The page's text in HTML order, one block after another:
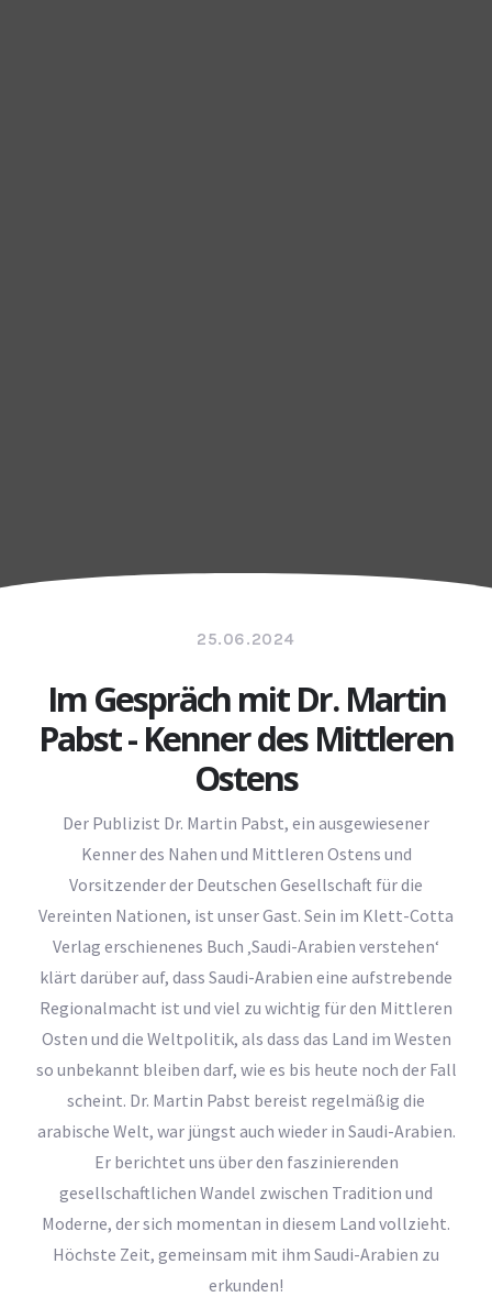
25.06.2024
Im Gespräch mit Dr. Martin
Pabst - Kenner des Mittleren
Ostens
Der Publizist Dr. Martin Pabst, ein ausgewiesener
Kenner des Nahen und Mittleren Ostens und
Vorsitzender der Deutschen Gesellschaft für die
Vereinten Nationen, ist unser Gast. Sein im Klett-Cotta
Verlag erschienenes Buch ‚Saudi-Arabien verstehen‘
klärt darüber auf, dass Saudi-Arabien eine aufstrebende
Regionalmacht ist und viel zu wichtig für den Mittleren
Osten und die Weltpolitik, als dass das Land im Westen
so unbekannt bleiben darf, wie es bis heute noch der Fall
scheint. Dr. Martin Pabst bereist regelmäßig die
arabische Welt, war jüngst auch wieder in Saudi-Arabien.
Er berichtet uns über den faszinierenden
gesellschaftlichen Wandel zwischen Tradition und
Moderne, der sich momentan in diesem Land vollzieht.
Höchste Zeit, gemeinsam mit ihm Saudi-Arabien zu
erkunden!